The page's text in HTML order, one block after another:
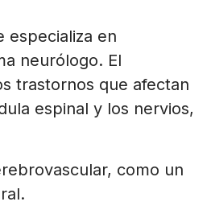
especializa en
neurólogo. El
trastornos que afectan
espinal y los nervios,
como un